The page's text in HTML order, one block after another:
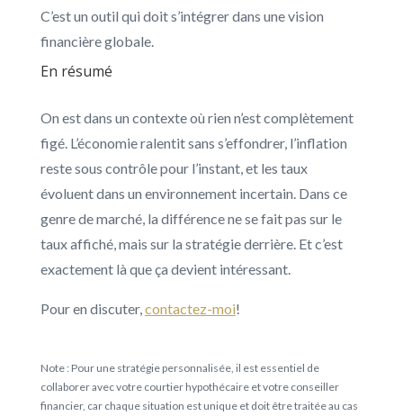
C’est un outil qui doit s’intégrer dans une vision
financière globale.
En résumé
On est dans un contexte où rien n’est complètement
figé. L’économie ralentit sans s’effondrer, l’inflation
reste sous contrôle pour l’instant, et les taux
évoluent dans un environnement incertain. Dans ce
genre de marché, la différence ne se fait pas sur le
taux affiché, mais sur la stratégie derrière. Et c’est
exactement là que ça devient intéressant.
Pour en discuter, contactez-moi!
Note : Pour une stratégie personnalisée, il est essentiel de
collaborer avec votre courtier hypothécaire et votre conseiller
financier, car chaque situation est unique et doit être traitée au cas